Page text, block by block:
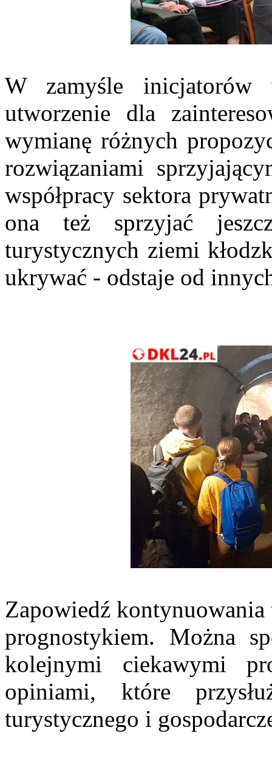
W zamyśle inicjatorów
utworzenie dla
wymianę różnych
rozwiązaniami
współpracy sektora
ona też sprzyjać
turystycznych ziemi
ukrywać - odstaje od
Zapowiedź
prognostykiem. Można
kolejnymi ciekawymi
opiniami, które
turystycznego i